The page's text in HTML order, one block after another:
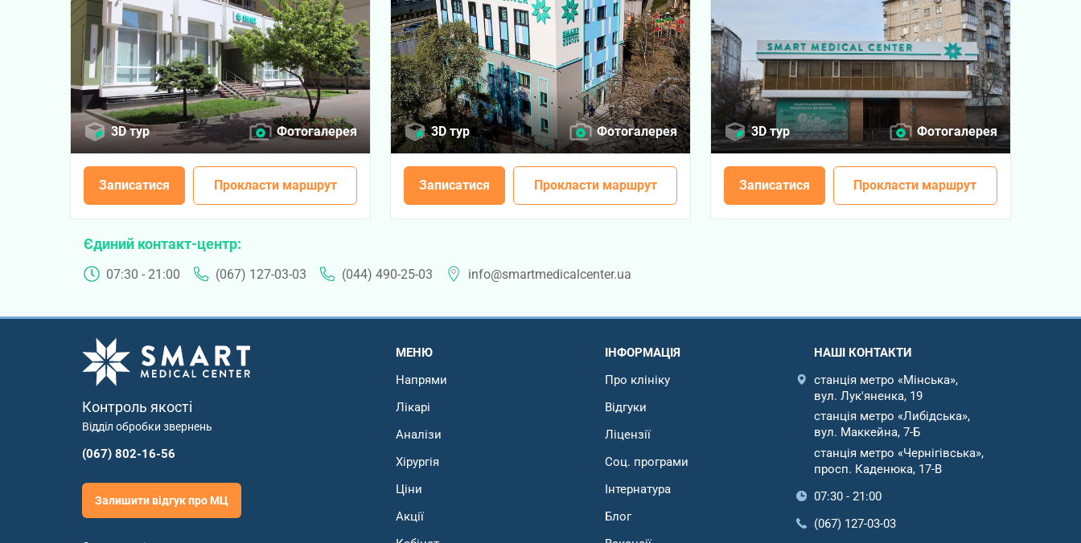
3D тур Фотогалерея
Записатися Прокласти маршрут
3D тур Фотогалерея
Записатися Прокласти маршрут
3D тур Фотогалерея
Записатися Прокласти маршрут
Єдиний контакт-центр
07:30 - 21:00 (067) 127-03-03 (044) 490-25-03 info@smartmedicalcenter.ua
Контроль якості
Відділ обробки звернень
(067) 802-16-56
Залишити відгук про МЦ
НАШІ КОНТАКТИ
станція метро «Мінська»,
вул. Лук'яненка, 19
станція метро «Либідська»,
вул. Маккейна, 7-Б
станція метро «Чернігівська»,
просп. Каденюка, 17-В
07:30 - 21:00
(067) 127-03-03
МЕНЮ
Напрями
Лікарі
Аналізи
Хірургія
Ціни
Акції
ІНФОРМАЦІЯ
Про клініку
Відгуки
Ліцензії
Соц. програми
Інтернатура
Блог